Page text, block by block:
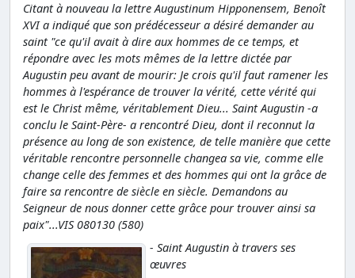
Citant à nouveau la lettre Augustinum Hipponensem, Benoît
XVI a indiqué que son prédécesseur a désiré demander au
saint "ce qu'il avait à dire aux hommes de ce temps, et
répondre avec les mots mêmes de la lettre dictée par
Augustin peu avant de mourir: Je crois qu'il faut ramener les
hommes à l'espérance de trouver la vérité, cette vérité qui
est le Christ même, véritablement Dieu... Saint Augustin -a
conclu le Saint-Père- a rencontré Dieu, dont il reconnut la
présence au long de son existence, de telle manière que cette
véritable rencontre personnelle changea sa vie, comme elle
change celle des femmes et des hommes qui ont la grâce de
faire sa rencontre de siècle en siècle. Demandons au
Seigneur de nous donner cette grâce pour trouver ainsi sa
paix"...VIS 080130 (580)
- Saint Augustin à travers ses
œuvres